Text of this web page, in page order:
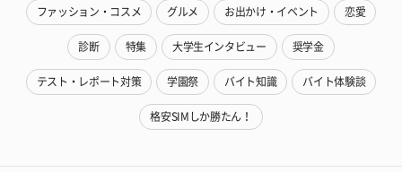
ファッション・コスメ グルメ お出かけ・イベント 恋愛
診断 特集 大学生インタビュー 奨学金
テスト・レポート対策 学園祭 バイト知識 バイト体験談
格安SIMしか勝たん！